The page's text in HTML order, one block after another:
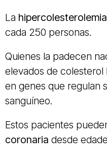
La
cada 250 personas.
Quienes la padecen
elevados de colesterol
en genes que regulan
sanguíneo.
Estos pacientes
coronaria desde